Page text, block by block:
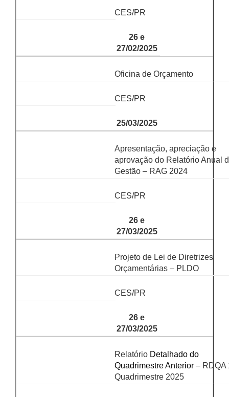
CES/PR
26 e
27/02/2025
Oficina de Orçamento
CES/PR
25/03/2025
Apresentação, apreciação e
aprovação do Relatório Anual
Gestão – RAG 2024
CES/PR
26 e
27/03/2025
Projeto de Lei de Diretrizes
Orçamentárias – PLDO
CES/PR
26 e
27/03/2025
Relatório Detalhado do
Quadrimestre Anterior – RDQA
Quadrimestre 2025